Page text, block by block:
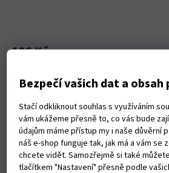
Bezpečí vašich dat a obsah
Stačí odkliknout souhlas s využíváním
vám ukážeme přesně to, co vás bude
údajům máme přístup my i naše důvěrní
náš e-shop funguje tak, jak má a vám se
chcete vidět. Samozřejmě si také
tlačítkem "Nastavení" přesně podle
126 Kč